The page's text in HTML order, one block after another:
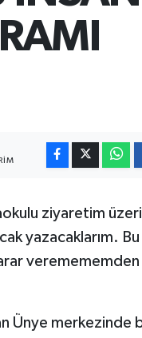
ziyaretim
yazacaklarım.
veremememden
Ünye merkezinde